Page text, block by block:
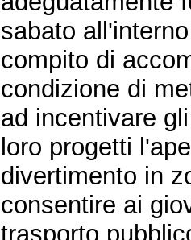
sabato
compito di
condizione di
ad incentivare
loro progetti
divertimento in
consentire ai
trasporto